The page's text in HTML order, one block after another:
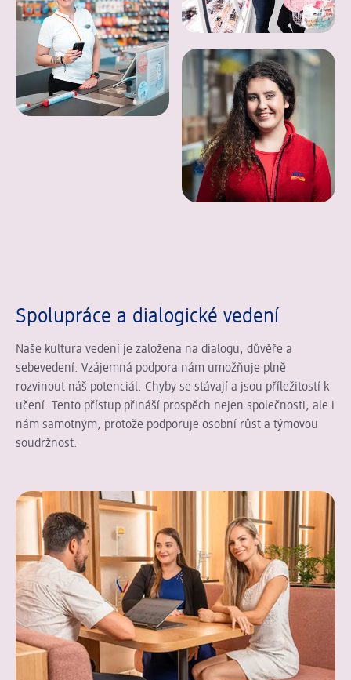
Spolupráce a dialogické vedení
Naše kultura vedení je založena na dialogu, důvěře a
sebevedení. Vzájemná podpora nám umožňuje plně
rozvinout náš potenciál. Chyby se stávají a jsou příležitostí k
učení. Tento přístup přináší prospěch nejen společnosti, ale i
nám samotným, protože podporuje osobní růst a týmovou
soudržnost.